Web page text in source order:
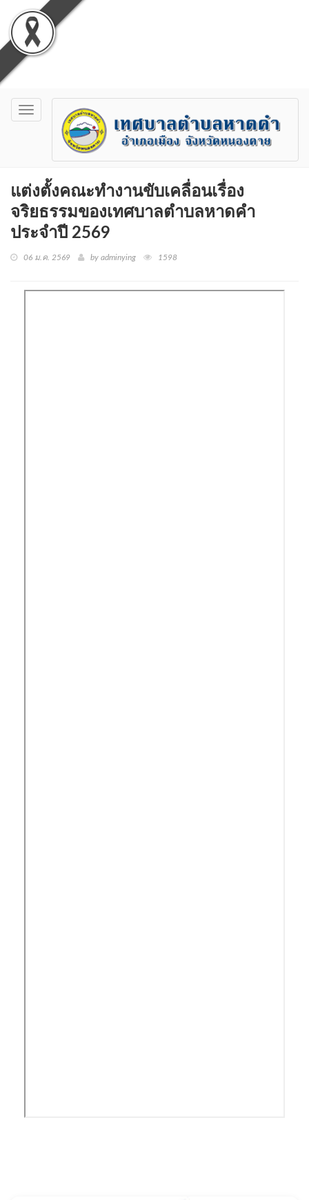
Toggle
navigation
แต่งตั้งคณะทำงานขับเคลื่อนเรื่อง
จริยธรรมของเทศบาลตำบลหาดคำ
ประจำปี 2569
06 ม.ค. 2569 by adminying 1598